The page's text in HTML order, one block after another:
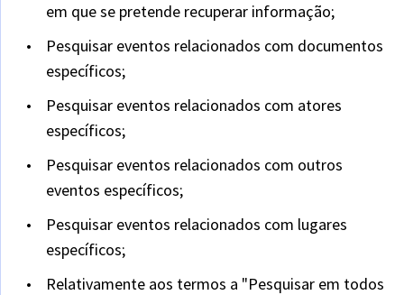
em que se pretende recuperar informação;
Pesquisar eventos relacionados com documentos
específicos;
Pesquisar eventos relacionados com atores
específicos;
Pesquisar eventos relacionados com outros
eventos específicos;
Pesquisar eventos relacionados com lugares
específicos;
Relativamente aos termos a "Pesquisar em todos